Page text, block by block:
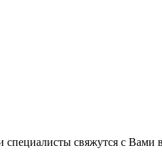
свяжутся с Вами